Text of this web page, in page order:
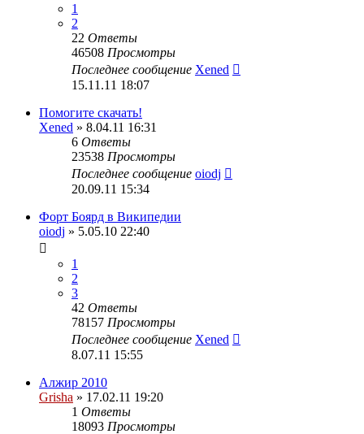
1
2
22 Ответы
46508 Просмотры
Последнее сообщение Xened
15.11.11 18:07
Помогите скачать!
Xened » 8.04.11 16:31
6 Ответы
23538 Просмотры
Последнее сообщение oiodj
20.09.11 15:34
Форт Боярд в Википедии
oiodj » 5.05.10 22:40
1
2
3
42 Ответы
78157 Просмотры
Последнее сообщение Xened
8.07.11 15:55
Алжир 2010
Grisha » 17.02.11 19:20
1 Ответы
18093 Просмотры